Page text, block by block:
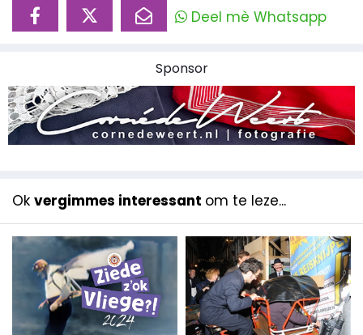
Deel mè Whatsapp
Sponsor
Ok vergimmes interessant om te leze...